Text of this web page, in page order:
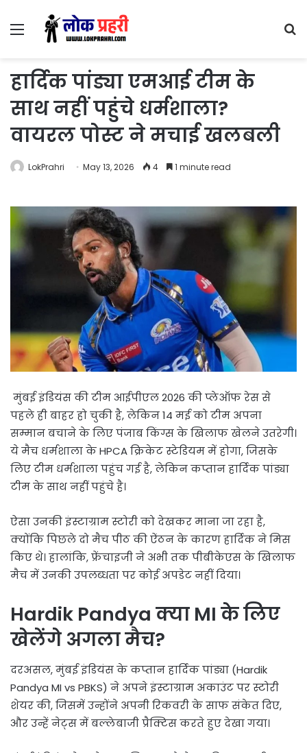
Menu
हार्दिक पांड्या एमआई टीम के
साथ नहीं पहुंचे धर्मशाला?
वायरल पोस्ट ने मचाई खलबली
LokPrahri May 13, 2026 4 1 minute read
मुंबई इंडियंस की टीम आईपीएल 2026 की प्लेऑफ रेस से
पहले ही बाहर हो चुकी है, लेकिन 14 मई को टीम अपना
सम्मान बचाने के लिए पंजाब किंग्स के खिलाफ खेलने उतरेगी।
ये मैच धर्मशाला के HPCA क्रिकेट स्टेडियम में होगा, जिसके
लिए टीम धर्मशाला पहुंच गई है, लेकिन कप्तान हार्दिक पांड्या
टीम के साथ नहीं पहुंचे है।
ऐसा उनकी इंस्टाग्राम स्टोरी को देखकर माना जा रहा है,
क्योंकि पिछले दो मैच पीठ की ऐंठन के कारण हार्दिक ने मिस
किए थे। हालांकि, फ्रेंचाइजी ने अभी तक पीबीकेएस के खिलाफ
मैच में उनकी उपलब्धता पर कोई अपडेट नहीं दिया।
Hardik Pandya क्या MI के लिए
खेलेंगे अगला मैच?
दरअसल, मुंबई इंडियंस के कप्तान हार्दिक पांड्या (Hardik
Pandya MI vs PBKS) ने अपने इंस्टाग्राम अकाउंट पर स्टोरी
शेयर की, जिसमें उन्होंने अपनी रिकवरी के साफ संकेत दिए,
और उन्हें नेट्स में बल्लेबाजी प्रैक्टिस करते हुए देखा गया।